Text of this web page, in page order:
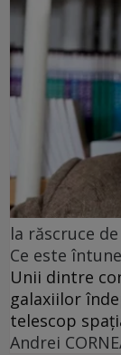
la răscruce
Ce este
Unii dintre
galaxiilor
telescop
Andrei